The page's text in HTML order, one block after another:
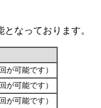
なっております。
が可能です）
が可能です）
が可能です）